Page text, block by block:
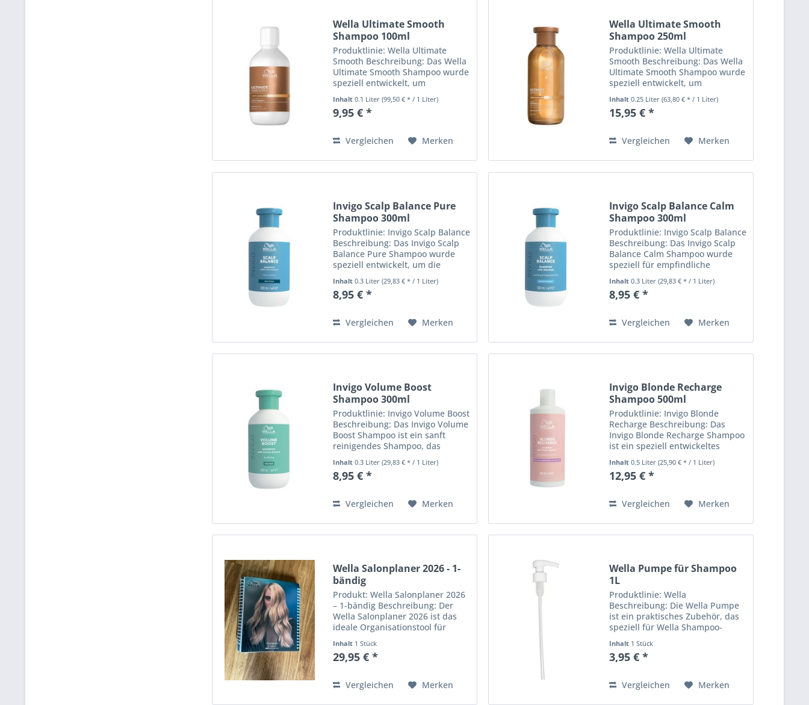
Wella Ultimate Smooth
Shampoo 100ml
Produktlinie: Wella Ultimate
Smooth Beschreibung: Das Wella
Ultimate Smooth Shampoo wurde
speziell entwickelt, um
widerspenstiges und krauses
Haar zu bändigen. Es reinigt
sanft, sorgt für geschmeidiges,
Inhalt0.1 Liter(99,50 € * / 1 Liter)
9,95 € *
Vergleichen Merken
Wella Ultimate Smooth
Shampoo 250ml
Produktlinie: Wella Ultimate
Smooth Beschreibung: Das Wella
Ultimate Smooth Shampoo wurde
speziell entwickelt, um
widerspenstiges und krauses
Haar zu bändigen. Es reinigt
sanft, sorgt für geschmeidiges,
Inhalt0.25 Liter(63,80 € * / 1 Liter)
15,95 € *
Vergleichen Merken
Invigo Scalp Balance Pure
Shampoo 300ml
Produktlinie: Invigo Scalp Balance
Beschreibung: Das Invigo Scalp
Balance Pure Shampoo wurde
speziell entwickelt, um die
pflegen, ohne sie zu reizen. Mit
seiner sanften Formel entfernt es
Inhalt0.3 Liter(29,83 € * / 1 Liter)
8,95 € *
Vergleichen Merken
Invigo Scalp Balance Calm
Shampoo 300ml
Produktlinie: Invigo Scalp Balance
Beschreibung: Das Invigo Scalp
Balance Calm Shampoo wurde
speziell für empfindliche
sanft und beruhigt die Haut,
ohne sie zu reizen. Die milde
Inhalt0.3 Liter(29,83 € * / 1 Liter)
8,95 € *
Vergleichen Merken
Invigo Volume Boost
Shampoo 300ml
Produktlinie: Invigo Volume Boost
Beschreibung: Das Invigo Volume
Boost Shampoo ist ein sanft
reinigendes Shampoo, das
speziell für feines und kraftloses
Haar entwickelt wurde. Es
verleiht dem Haar sofort mehr
Inhalt0.3 Liter(29,83 € * / 1 Liter)
8,95 € *
Vergleichen Merken
Invigo Blonde Recharge
Shampoo 500ml
Produktlinie: Invigo Blonde
Recharge Beschreibung: Das
Invigo Blonde Recharge Shampoo
ist ein speziell entwickeltes
Shampoo, um blondes Haar zu
pflegen und ihm strahlende
Brillanz zu verleihen. Es hilft,
Inhalt0.5 Liter(25,90 € * / 1 Liter)
12,95 € *
Vergleichen Merken
Wella Salonplaner 2026 - 1-
bändig
Produkt: Wella Salonplaner 2026
– 1-bändig Beschreibung: Der
Wella Salonplaner 2026 ist das
ideale Organisationstool für
ermöglicht eine übersichtliche
Terminplanung und effizientes
Inhalt 1 Stück
29,95 € *
Vergleichen Merken
Wella Pumpe für Shampoo
1L
Produktlinie: Wella
Beschreibung: Die Wella Pumpe
ist ein praktisches Zubehör, das
speziell für Wella Shampoo-
erleichtert die Dosierung des
Shampoos und sorgt für eine
Ideal...
Inhalt 1 Stück
3,95 € *
Vergleichen Merken